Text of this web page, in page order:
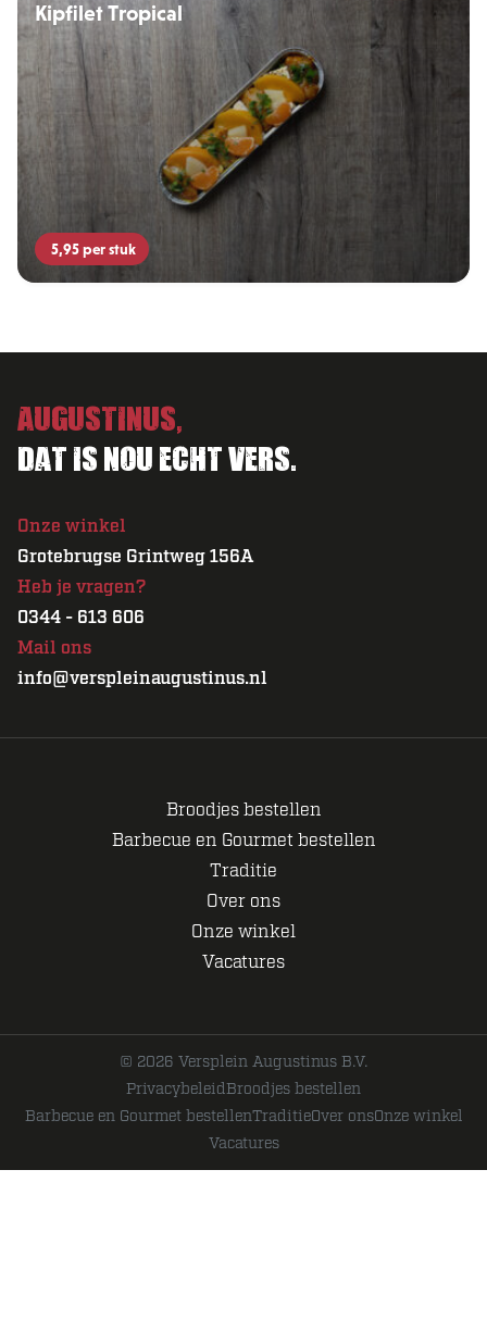
Kipfilet Tropical
5,95per stuk
Augustinus,
Dat is nou echt vers.
Onze winkel
Grotebrugse Grintweg 156A
Heb je vragen?
0344 - 613 606
Mail ons
info@verspleinaugustinus.nl
Broodjes bestellen
Barbecue en Gourmet bestellen
Traditie
Over ons
Onze winkel
Vacatures
© 2026 Versplein Augustinus B.V.
PrivacybeleidBroodjes bestellen
Barbecue en Gourmet bestellenTraditieOver onsOnze winkel
Vacatures